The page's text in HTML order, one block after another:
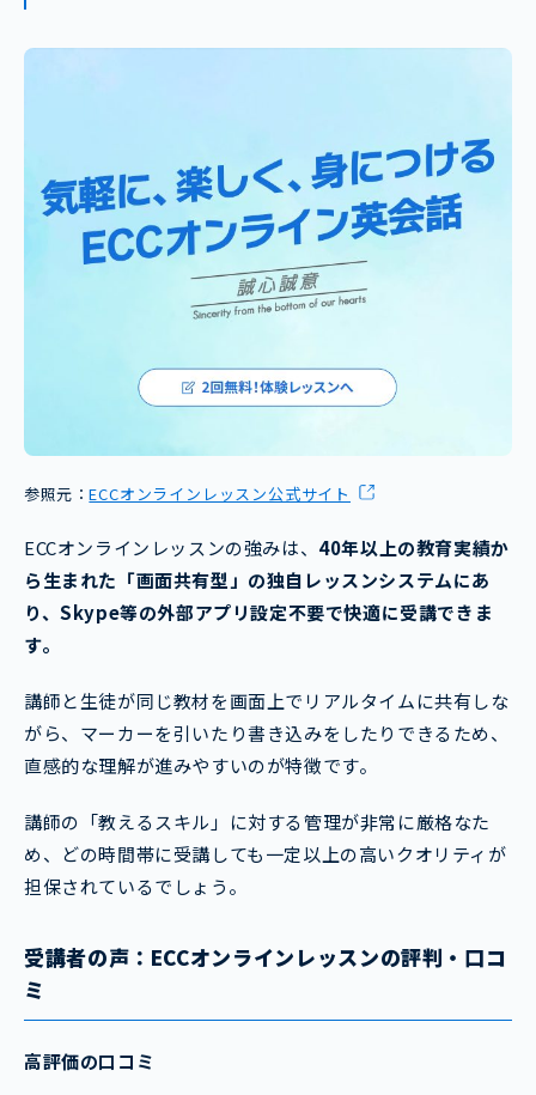
参照元：ECCオンラインレッスン公式サイト
ECCオンラインレッスンの強みは、 40年以上の教育実績か
ら生まれた「画面共有型」の独自レッスンシステムにあ
り、Skype等の外部アプリ設定不要で快適に受講できま
す。
講師と生徒が同じ教材を画面上でリアルタイムに共有しな
がら、マーカーを引いたり書き込みをしたりできるため、
直感的な理解が進みやすいのが特徴です。
講師の「教えるスキル」に対する管理が非常に厳格なた
め、どの時間帯に受講しても一定以上の高いクオリティが
担保されているでしょう。
受講者の声：ECCオンラインレッスンの評判・口コ
ミ
高評価の口コミ